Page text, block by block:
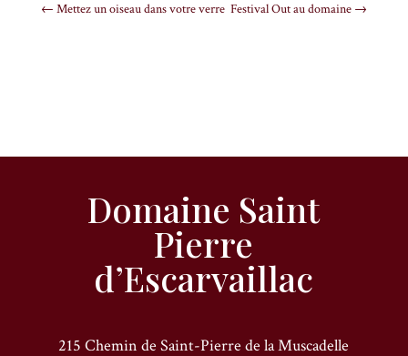
← Mettez un oiseau dans votre verre Festival Out au domaine →
Domaine Saint
Pierre
d’Escarvaillac
215 Chemin de Saint-Pierre de la Muscadelle